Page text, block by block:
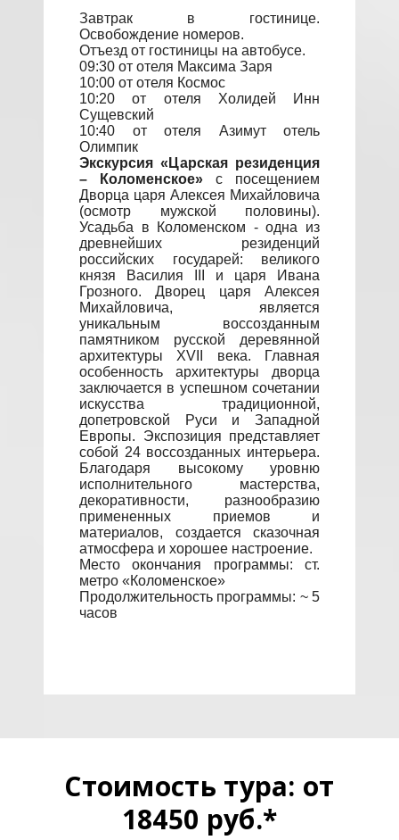
Завтрак в гостинице.
Освобождение номеров.
Отъезд от гостиницы на автобусе.
09:30 от отеля Максима Заря
10:00 от отеля Космос
10:20 от отеля Холидей Инн
Сущевский
10:40 от отеля Азимут отель
Олимпик
Экскурсия «Царская резиденция
– Коломенское» с посещением
Дворца царя Алексея Михайловича
(осмотр мужской половины).
Усадьба в Коломенском - одна из
древнейших резиденций
российских государей: великого
князя Василия III и царя Ивана
Грозного. Дворец царя Алексея
Михайловича, является
уникальным воссозданным
памятником русской деревянной
архитектуры XVII века. Главная
особенность архитектуры дворца
заключается в успешном сочетании
искусства традиционной,
допетровской Руси и Западной
Европы. Экспозиция представляет
собой 24 воссозданных интерьера.
Благодаря высокому уровню
исполнительного мастерства,
декоративности, разнообразию
примененных приемов и
материалов, создается сказочная
атмосфера и хорошее настроение.
Место окончания программы: ст.
метро «Коломенское»
Продолжительность программы: ~ 5
часов
Стоимость тура: от
18450 руб.*